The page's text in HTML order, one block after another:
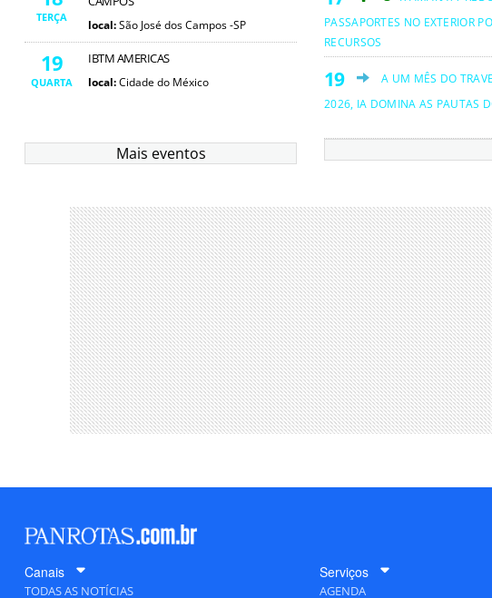
TERÇA
local:São José dos Campos -SP
19
QUARTA
IBTM AMERICAS
local:Cidade do México
Mais eventos
PASSAPORTES NO EXTERIOR
RECURSOS
A UM MÊS DO
2026, IA DOMINA AS PAUTAS
Canais
TODAS AS NOTÍCIAS
Serviços
AGENDA